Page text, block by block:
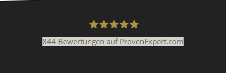
844 Bewertungen auf ProvenExpert.com